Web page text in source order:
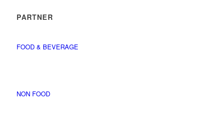
PARTNER
FOOD & BEVERAGE
NON FOOD